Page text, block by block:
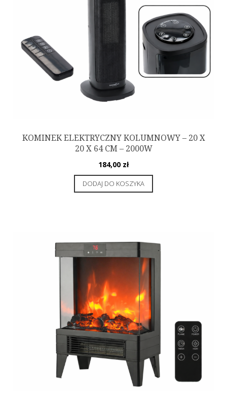
KOMINEK ELEKTRYCZNY KOLUMNOWY – 20 X
20 X 64 CM – 2000W
184,00 zł
DODAJ DO KOSZYKA